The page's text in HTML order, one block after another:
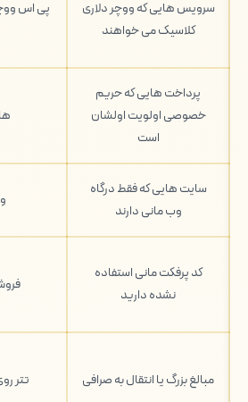
سرویس هایی که ووچر دلاری
کلاسیک می خواهند
پی اس
پرداخت هایی که حریم
خصوصی اولویت اولشان
است
سایت هایی که فقط درگاه
وب مانی دارند
کد پرفکت مانی استفاده
نشده دارید
مبالغ بزرگ یا انتقال به صرافی تتر